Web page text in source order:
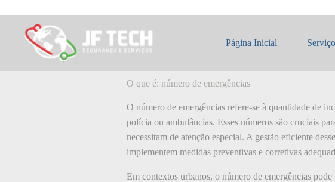
para
conteúdo
Página Inicial
O que é: número de
O que é: número de emergências
O número de emergências refere-se à quantidade de
polícia ou ambulâncias. Esses números são cruciais
necessitam de atenção especial. A gestão eficiente
implementem medidas preventivas e corretivas
Em contextos urbanos, o número de emergências